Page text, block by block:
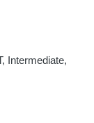
Intermediate,